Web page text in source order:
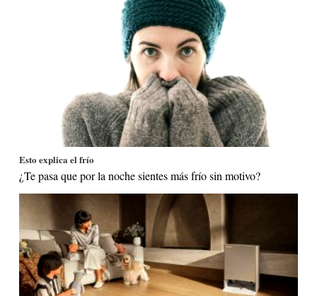
Esto explica el frío
¿Te pasa que por la noche sientes más frío sin motivo?